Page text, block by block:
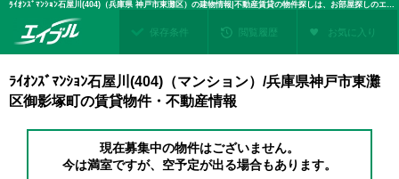
ﾗｲｵﾝｽﾞﾏﾝｼｮﾝ石屋川(404)（兵庫県 神戸市東灘区）の建物情報|不動産賃貸の物件探しは、お部屋探しのエイブル
保存条件 閲覧履歴 お気に入り
ﾗｲｵﾝｽﾞﾏﾝｼｮﾝ石屋川(404)（マンション）/兵庫県神戸市東灘
区御影塚町の賃貸物件・不動産情報
現在募集中の物件はございません。
今は満室ですが、空予定が出る場合もあります。